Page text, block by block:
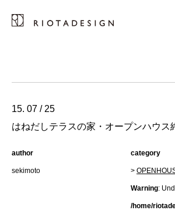
15. 07 / 25
はねだしテラスの家・オープンハウス
author
sekimoto
category
>
Warning:
/home/